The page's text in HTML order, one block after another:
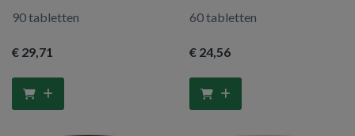
90 tabletten
€ 29,71
60 tabletten
€ 24,56